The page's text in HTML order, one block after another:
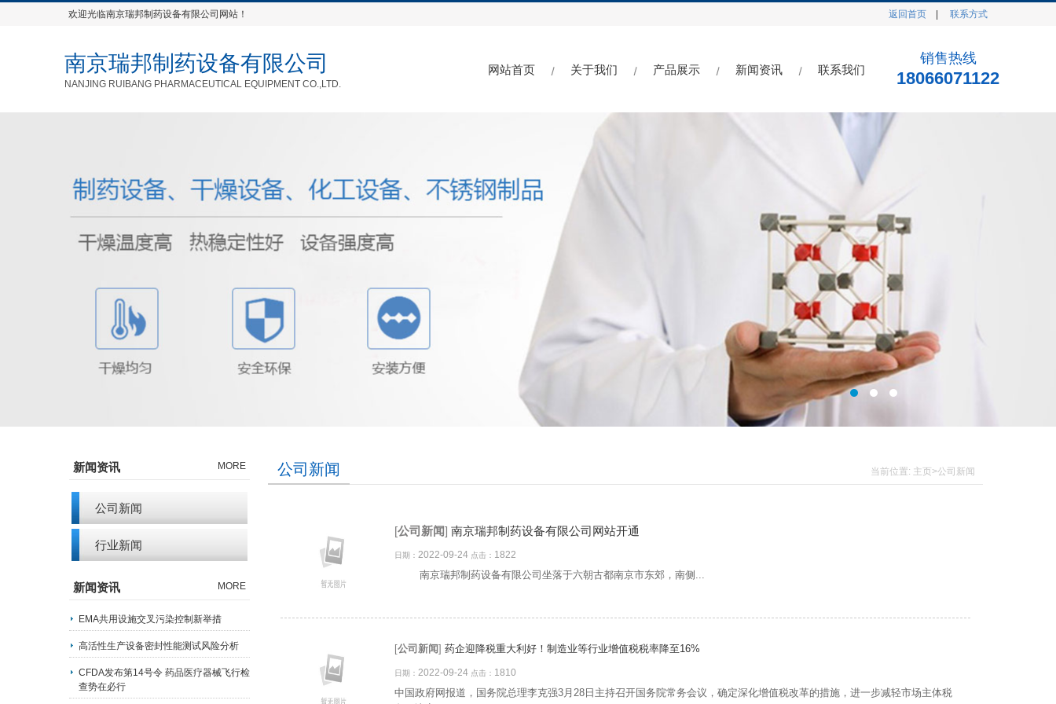
欢迎光临南京瑞邦制药设备有限公司网站！ 返回首页 联系方式
南京瑞邦制药设备有限公司
NANJING RUIBANG PHARMACEUTICAL EQUIPMENT CO.,LTD.
网站首页 关于我们 产品展示 新闻资讯 联系我们
销售热线
18066071122
新闻资讯 MORE
公司新闻
行业新闻
新闻资讯 MORE
EMA共用设施交叉污染控制新举措
高活性生产设备密封性能测试风险分析
CFDA发布第14号令 药品医疗器械飞行检
查势在必行
公司新闻 当前位置: 主页>公司新闻
[公司新闻] 南京瑞邦制药设备有限公司网站开通
日期： 2022-09-24 点击： 1822
南京瑞邦制药设备有限公司坐落于六朝古都南京市东郊，南侧...
公司新闻 药企迎降税重大利好！制造业等行业增值税税率降至16%
日期： 2022-09-24 点击： 1810
中国政府网报道，国务院总理李克强3月28日主持召开国务院常务会议，确定深化增值税改革的措施，进一步减轻市场主体税